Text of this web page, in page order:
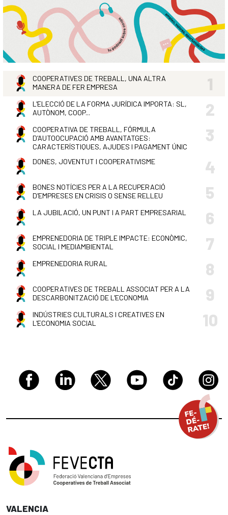
COOPERATIVES DE TREBALL, UNA ALTRA
MANERA DE FER EMPRESA
1
L'ELECCIÓ DE LA FORMA JURÍDICA IMPORTA: SL,
AUTÒNOM, COOP...
2
COOPERATIVA DE TREBALL, FÓRMULA
D'AUTOOCUPACIÓ AMB AVANTATGES:
CARACTERÍSTIQUES, AJUDES I PAGAMENT ÚNIC
3
DONES, JOVENTUT I COOPERATIVISME 4
BONES NOTÍCIES PER A LA RECUPERACIÓ
D'EMPRESES EN CRISIS O SENSE RELLEU
5
LA JUBILACIÓ, UN PUNT I A PART EMPRESARIAL 6
EMPRENEDORIA DE TRIPLE IMPACTE: ECONÒMIC,
SOCIAL I MEDIAMBIENTAL
7
EMPRENEDORIA RURAL 8
COOPERATIVES DE TREBALL ASSOCIAT PER A LA
DESCARBONITZACIÓ DE L'ECONOMIA
9
INDÚSTRIES CULTURALS I CREATIVES EN
L'ECONOMIA SOCIAL
10
VALENCIA